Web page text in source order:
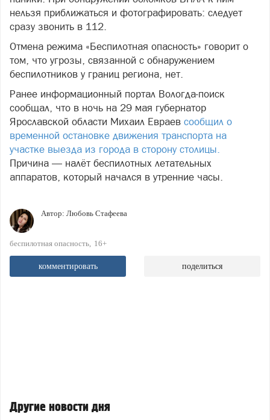
нельзя приближаться и фотографировать: следует
сразу звонить в 112.
Отмена режима «Беспилотная опасность» говорит о
том, что угрозы, связанной с обнаружением
беспилотников у границ региона, нет.
Ранее информационный портал Вологда-поиск
сообщал, что в ночь на 29 мая губернатор
Ярославской области Михаил Евраев сообщил о
временной остановке движения транспорта на
участке выезда из города в сторону столицы.
Причина — налёт беспилотных летательных
аппаратов, который начался в утренние часы.
Автор: Любовь Стафеева
беспилотная опасность 16+
комментировать поделиться
Другие новости дня